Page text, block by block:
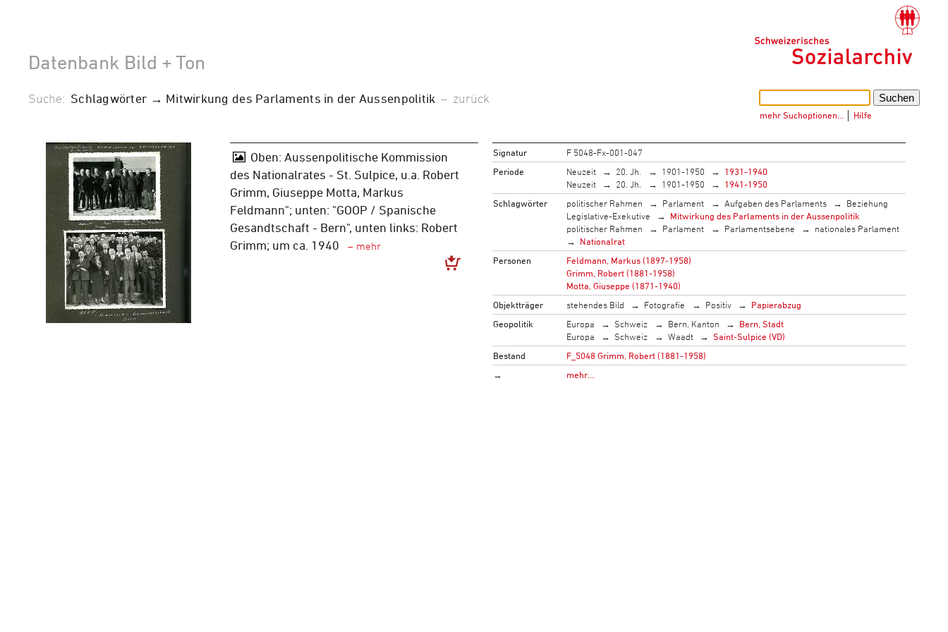
Datenbank Bild + Ton
mehr Suchoptionen… Hilfe
Suche: Schlagwörter → Mitwirkung des Parlaments in der Aussenpolitik – zurück
Oben: Aussenpolitische Kommission
des Nationalrates - St. Sulpice, u.a. Robert
Grimm, Giuseppe Motta, Markus
Feldmann"; unten: "GOOP / Spanische
Gesandtschaft - Bern", unten links: Robert
Grimm; um ca. 1940
Signatur
F 5048-Fx-001-047
Periode
Neuzeit 20. Jh. 1901-1950
1931-1940
Neuzeit
20. Jh. 1901-1950
1941-1950
Schlagwörter
politischer Rahmen Parlament Aufgaben des Parlaments
Beziehung
Legislative-Exekutive
Mitwirkung des Parlaments in der Aussenpolitik
politischer Rahmen
Parlament Parlamentsebene
nationales Parlament
Nationalrat
Personen
Feldmann, Markus (1897-1958)
Grimm, Robert (1881-1958)
Motta, Giuseppe (1871-1940)
Objektträger
stehendes Bild Fotografie Positiv
Papierabzug
Geopolitik
Europa Schweiz Bern, Kanton
Bern, Stadt
Europa
Schweiz Waadt
Saint-Sulpice (VD)
Bestand
F_5048 Grimm, Robert (1881-1958)
→
mehr…